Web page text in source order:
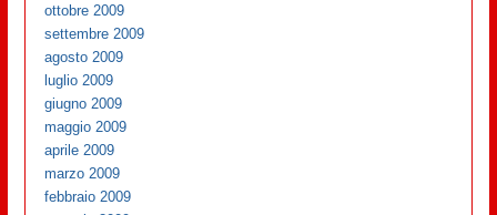
ottobre 2009
settembre 2009
agosto 2009
luglio 2009
giugno 2009
maggio 2009
aprile 2009
marzo 2009
febbraio 2009